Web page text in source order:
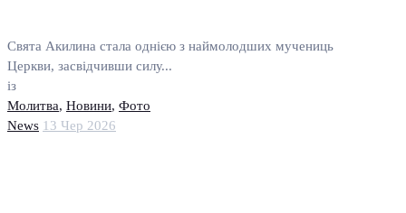
Свята Акилина стала однією з наймолодших мучениць
Церкви, засвідчивши силу...
із
Молитва, Новини, Фото
News 13 Чер 2026